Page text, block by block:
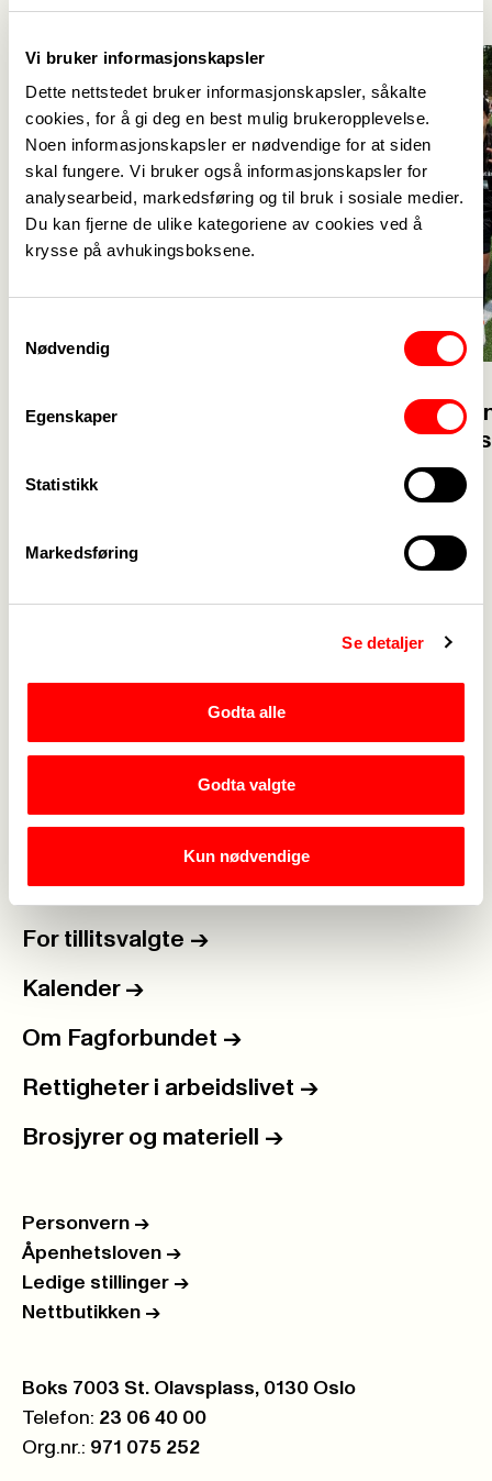
Vi bruker informasjonskapsler
Dette nettstedet bruker informasjonskapsler, såkalte
cookies, for å gi deg en best mulig brukeropplevelse.
Noen informasjonskapsler er nødvendige for at siden
skal fungere. Vi bruker også informasjonskapsler for
analysearbeid, markedsføring og til bruk i sosiale medier.
Du kan fjerne de ulike kategoriene av cookies ved å
krysse på avhukingsboksene.
Nødvendig
Egenskaper
Statistikk
Markedsføring
Se detaljer
Godta alle
Godta valgte
Kun nødvendige
Glad for at flere vil bli
Webredaktør for Fagforbundet Flekkefjord:
Kontakt oss ->
For tillitsvalgte ->
Kalender ->
Om Fagforbundet ->
Rettigheter i arbeidslivet ->
Brosjyrer og materiell ->
Personvern ->
Åpenhetsloven ->
Ledige stillinger ->
Nettbutikken ->
Postboks:
Boks 7003 St. Olavsplass, 0130 Oslo
Telefon: 23 06 40 00
Org.nr.: 971 075 252